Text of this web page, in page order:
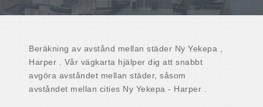
Beräkning av avstånd mellan städer Ny Yekepa ,
Harper . Vår vägkarta hjälper dig att snabbt
avgöra avståndet mellan städer, såsom
avståndet mellan cities Ny Yekepa - Harper .